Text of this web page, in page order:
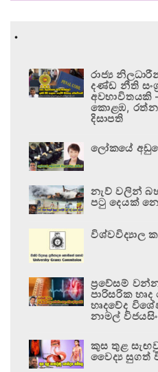
.
රාජ්‍ය
දණ්ඩ නීති
කොළඹ,
දිසාපති
ලෝකයේ
නැව් වලින්
පටු දෙයක්
විශ්වවිද්‍යාල
ප්‍රවේසම්
පාරිසරික
හෘදවේද
නාමල්
කුස තුළ
වෛද්‍ය සුගත්